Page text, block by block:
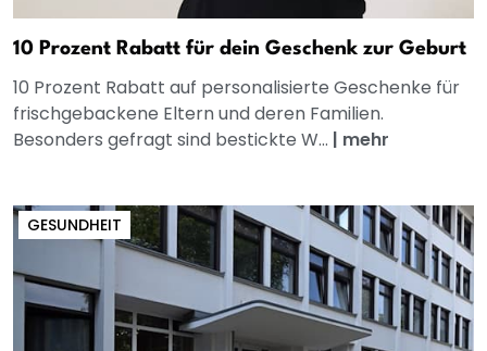
10 Prozent Rabatt für dein Geschenk zur Geburt
10 Prozent Rabatt auf personalisierte Geschenke für
frischgebackene Eltern und deren Familien.
Besonders gefragt sind bestickte W... | mehr
GESUNDHEIT